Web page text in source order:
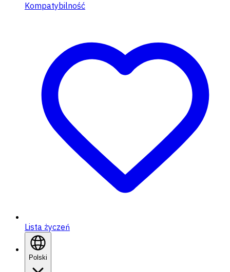
Kompatybilność
Lista życzeń
Polski